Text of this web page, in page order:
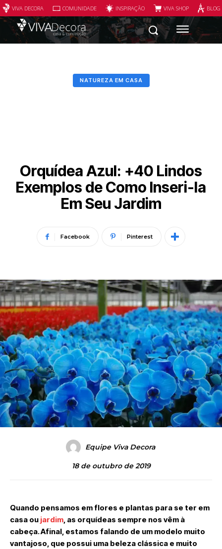
VIVA DECORA COMUNIDADE INSPIRAÇÃO VIVA SHOP
NATUREZA EM CASA
Orquídea Azul: +40 Lindos
Exemplos de Como Inseri-la
Em Seu Jardim
Facebook Pinterest
Equipe Viva Decora
18 de outubro de 2019
Quando pensamos em flores e plantas para se ter em
casa ou jardim, as orquídeas sempre nos vêm à
cabeça. Afinal, estamos falando de um modelo muito
vantajoso, que possui uma beleza clássica e muito